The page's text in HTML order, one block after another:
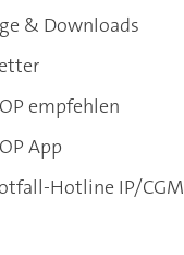
& Downloads
empfehlen
App
Hotline IP/CGM